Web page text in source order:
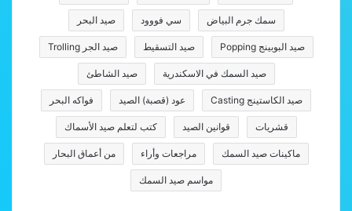
سمك جرم البياض سي فووود صيد البحر
صيد البوبينج Popping صيد التسقيط صيد الجر Trolling
صيد السمك في الاسكندرية صيد الشاطئ
صيد الكاستينج Casting عود (قصبة) الصيد فواكه البحر
قشريات قوانين الصيد كتب لتعلم صيد الأسماك
ماكينات صيد السمك مراجعات وأراء من أعماق البحار
مواسم صيد السمك